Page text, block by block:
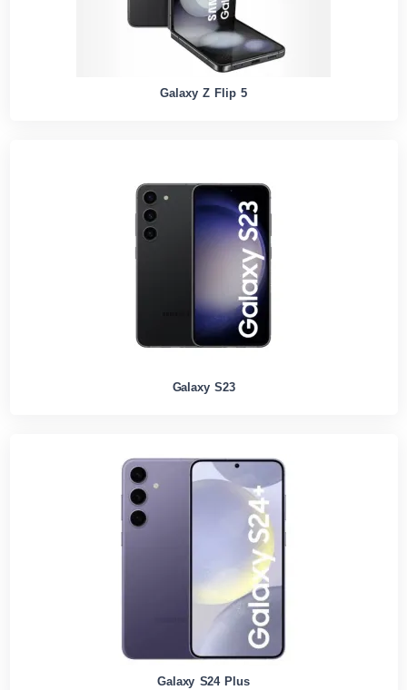
Galaxy Z Flip 5
Galaxy S23
Galaxy S24 Plus